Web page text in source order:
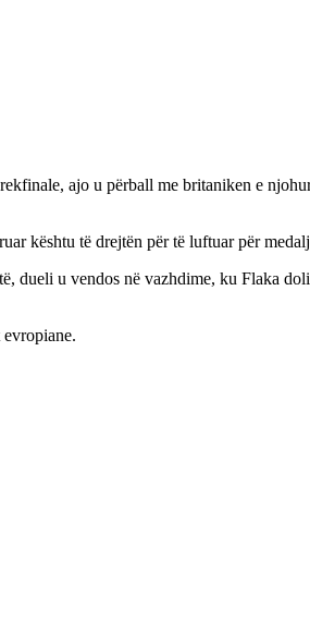
ajo u përball me britaniken e
kështu të drejtën për të luftuar për
dueli u vendos në vazhdime, ku Flaka